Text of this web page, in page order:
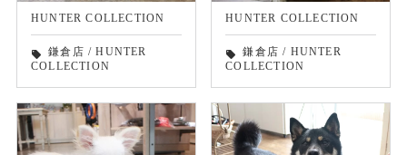
HUNTER COLLECTION
local_offer 鎌倉店 /HUNTER
COLLECTION
HUNTER COLLECTION
local_offer 鎌倉店 / HUNTER
COLLECTION